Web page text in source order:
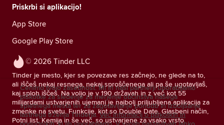
© 2026 Tinder LLC
Tinder je mesto, kjer se povezave res začnejo, ne glede na to,
ali iščeš nekaj resnega, nekaj sproščenega ali pa še ugotavljaš,
kaj sploh iščeš. Na voljo je v 190 državah in z več kot 55
milijardami ustvarjenih ujemanj je najbolj priljubljena aplikacija za
zmenke na svetu. Funkcije, kot so Double Date, Glasbeni način,
Potni list, Kemija in še več, so ustvarjene za vsako vrsto
Priskrbi si aplikacijo!
App Store
Google Play Store
Cenimo tvojo zasebnost. Mi in naši partnerji uporabljamo
piškotke za sledenje za merjenje občinstva našega
spletnega mesta ter za zagotavljanje ponudb in izboljšanje
lastnega trženja Tinderja. Več informacij o piškotkih in